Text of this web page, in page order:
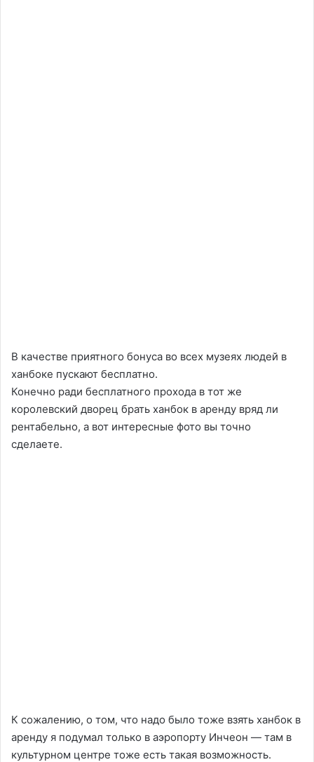
В качестве приятного бонуса во всех музеях людей в
ханбоке пускают бесплатно.
Конечно ради бесплатного прохода в тот же
королевский дворец брать ханбок в аренду вряд ли
рентабельно, а вот интересные фото вы точно
сделаете.
К сожалению, о том, что надо было тоже взять ханбок в
аренду я подумал только в аэропорту Инчеон — там в
культурном центре тоже есть такая возможность.